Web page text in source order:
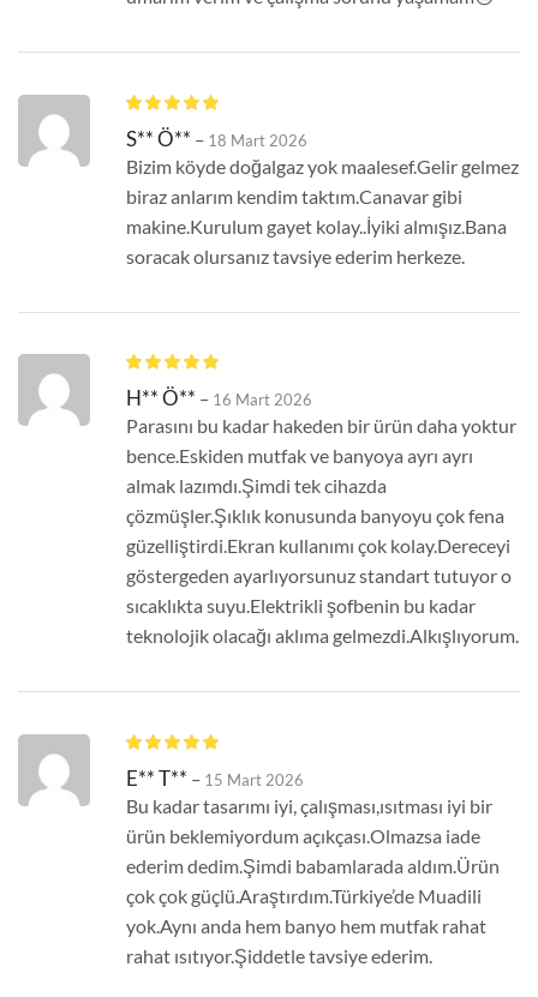
S** Ö** – 18 Mart 2026
Bizim köyde doğalgaz yok maalesef.Gelir gelmez
biraz anlarım kendim taktım.Canavar gibi
makine.Kurulum gayet kolay..İyiki almışız.Bana
soracak olursanız tavsiye ederim herkeze.
H** Ö** – 16 Mart 2026
Parasını bu kadar hakeden bir ürün daha yoktur
bence.Eskiden mutfak ve banyoya ayrı ayrı
almak lazımdı.Şimdi tek cihazda
çözmüşler.Şıklık konusunda banyoyu çok fena
güzelliştirdi.Ekran kullanımı çok kolay.Dereceyi
göstergeden ayarlıyorsunuz standart tutuyor o
sıcaklıkta suyu.Elektrikli şofbenin bu kadar
teknolojik olacağı aklıma gelmezdi.Alkışlıyorum.
E** T** – 15 Mart 2026
Bu kadar tasarımı iyi, çalışması,ısıtması iyi bir
ürün beklemiyordum açıkçası.Olmazsa iade
ederim dedim.Şimdi babamlarada aldım.Ürün
çok çok güçlü.Araştırdım.Türkiye’de Muadili
yok.Aynı anda hem banyo hem mutfak rahat
rahat ısıtıyor.Şiddetle tavsiye ederim.